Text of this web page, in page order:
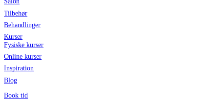
Tilbehør
Behandlinger
Kurser
Fysiske kurser
Online kurser
Inspiration
Blog
Book tid